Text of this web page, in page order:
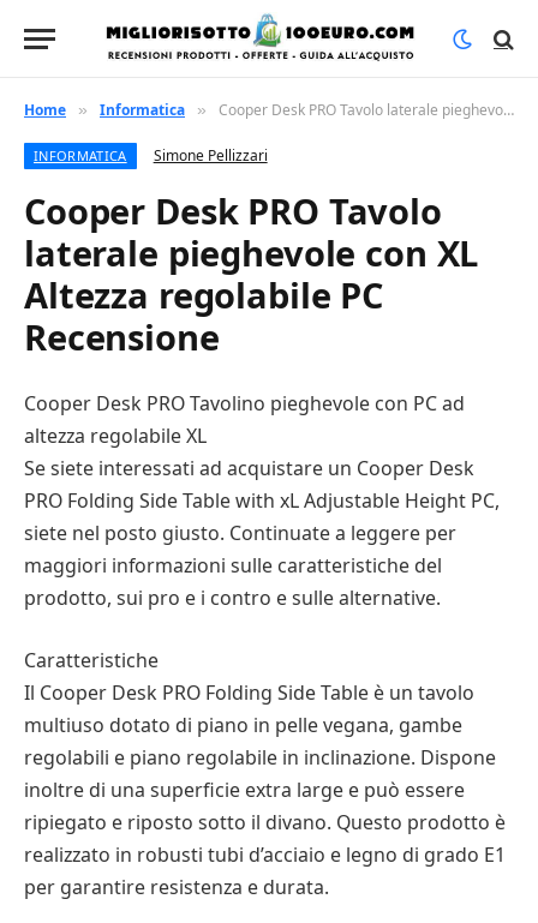
Home » Informatica » Cooper Desk PRO Tavolo laterale pieghevole con XL Altezza regolabile PC Recensione
INFORMATICA Simone Pellizzari
Cooper Desk PRO Tavolo
laterale pieghevole con XL
Altezza regolabile PC
Recensione
Cooper Desk PRO Tavolino pieghevole con PC ad
altezza regolabile XL
Se siete interessati ad acquistare un Cooper Desk
PRO Folding Side Table with xL Adjustable Height PC,
siete nel posto giusto. Continuate a leggere per
maggiori informazioni sulle caratteristiche del
prodotto, sui pro e i contro e sulle alternative.
Caratteristiche
Il Cooper Desk PRO Folding Side Table è un tavolo
multiuso dotato di piano in pelle vegana, gambe
regolabili e piano regolabile in inclinazione. Dispone
inoltre di una superficie extra large e può essere
ripiegato e riposto sotto il divano. Questo prodotto è
realizzato in robusti tubi d’acciaio e legno di grado E1
per garantire resistenza e durata.